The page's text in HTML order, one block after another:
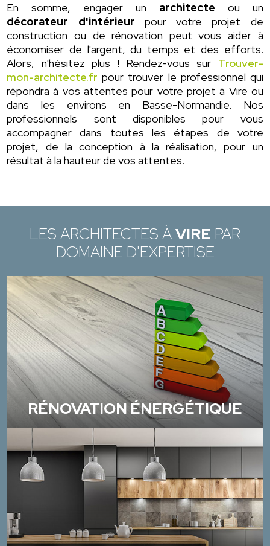
En somme, engager un architecte ou un
décorateur d'intérieur pour votre projet de
construction ou de rénovation peut vous aider à
économiser de l'argent, du temps et des efforts.
Alors, n'hésitez plus ! Rendez-vous sur Trouver-
mon-architecte.fr pour trouver le professionnel qui
répondra à vos attentes pour votre projet à Vire ou
dans les environs en Basse-Normandie. Nos
professionnels sont disponibles pour vous
accompagner dans toutes les étapes de votre
projet, de la conception à la réalisation, pour un
résultat à la hauteur de vos attentes.
LES ARCHITECTES ÀVIRE PAR
DOMAINE D'EXPERTISE
RÉNOVATION ÉNERGÉTIQUE